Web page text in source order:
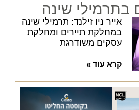
בתרמילי שינה
אייר ניו זילנד: תרמילי שינה
במחלקת תיירים ומחלקת
עסקים משודרגת
קרא עוד »